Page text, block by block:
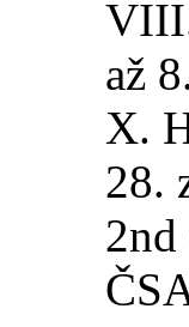
až
X.
28.